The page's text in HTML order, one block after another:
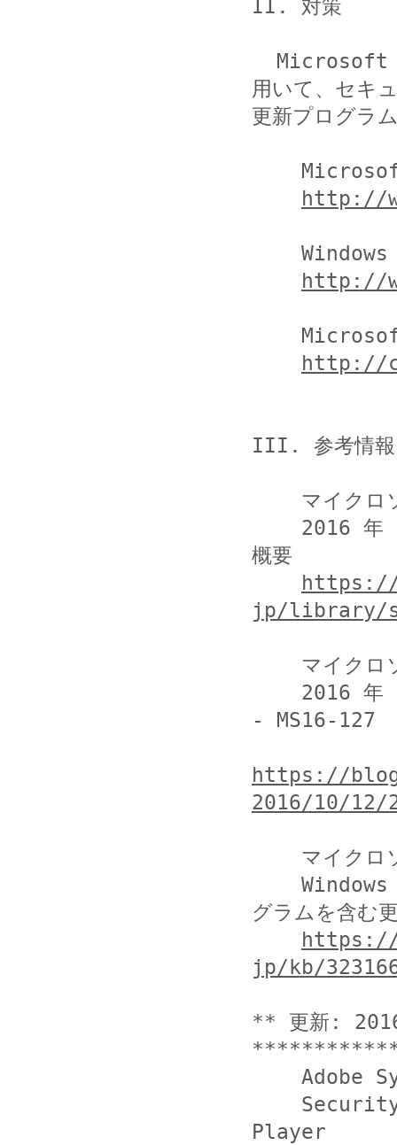
II. 対策
用いて、セキ
更新プログラ
http://
http://
http://
III. 参考情報
概要
https://
jp/library/
- MS16-127
https://
2016/10/
グラムを含む
https://
jp/kb/
** 更新: 2016
Player